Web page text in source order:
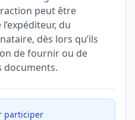
peut être
du
dès lors qu’ils
de fournir ou de
documents.
participer